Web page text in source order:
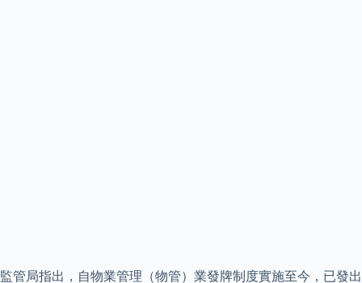
監管局指出，自物業管理（物管）業發牌制度實施至今，已發出